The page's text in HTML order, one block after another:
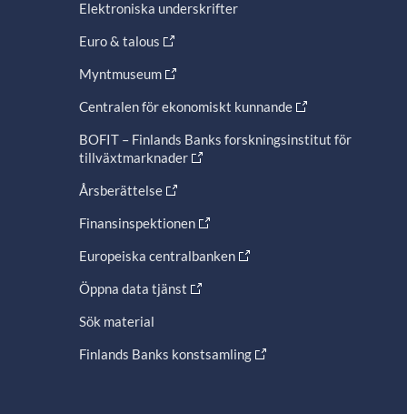
Elektroniska underskrifter
Euro & talous
Myntmuseum
Centralen för ekonomiskt kunnande
BOFIT – Finlands Banks forskningsinstitut för
tillväxtmarknader
Årsberättelse
Finansinspektionen
Europeiska centralbanken
Öppna data tjänst
Sök material
Finlands Banks konstsamling